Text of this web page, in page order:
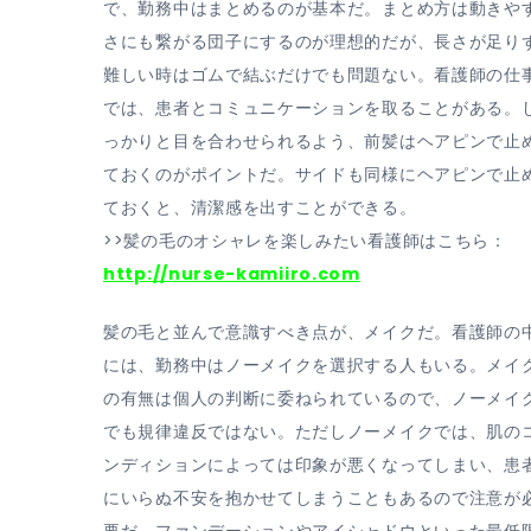
で、勤務中はまとめるのが基本だ。まとめ方は動きや
さにも繋がる団子にするのが理想的だが、長さが足り
難しい時はゴムで結ぶだけでも問題ない。看護師の仕
では、患者とコミュニケーションを取ることがある。
っかりと目を合わせられるよう、前髪はヘアピンで止
ておくのがポイントだ。サイドも同様にヘアピンで止
ておくと、清潔感を出すことができる。
>>髪の毛のオシャレを楽しみたい看護師はこちら：
http://nurse-kamiiro.com
髪の毛と並んで意識すべき点が、メイクだ。看護師の
には、勤務中はノーメイクを選択する人もいる。メイ
の有無は個人の判断に委ねられているので、ノーメイ
でも規律違反ではない。ただしノーメイクでは、肌の
ンディションによっては印象が悪くなってしまい、患
にいらぬ不安を抱かせてしまうこともあるので注意が